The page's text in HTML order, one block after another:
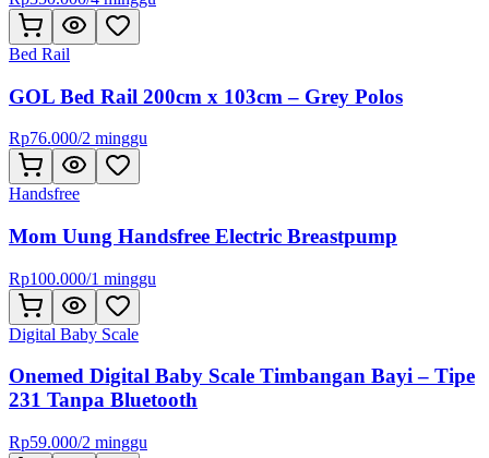
Bed Rail
GOL Bed Rail 200cm x 103cm – Grey Polos
Rp76.000/2 minggu
Handsfree
Mom Uung Handsfree Electric Breastpump
Rp100.000/1 minggu
Digital Baby Scale
Onemed Digital Baby Scale Timbangan Bayi – Tipe
231 Tanpa Bluetooth
Rp59.000/2 minggu